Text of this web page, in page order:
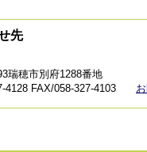
先
瑞穂市別府1288番地
4128 FAX/058-327-4103